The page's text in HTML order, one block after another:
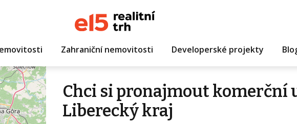
Zahraniční nemovitosti Developerské projekty
Chci si pronajmout komerční
Liberecký kraj